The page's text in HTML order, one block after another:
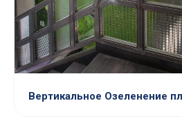
Вертикальное Озеленение